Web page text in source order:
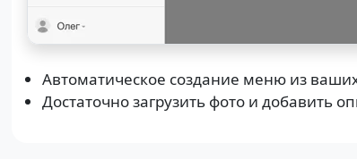
Автоматическое создание меню из
Достаточно загрузить фото и добавить